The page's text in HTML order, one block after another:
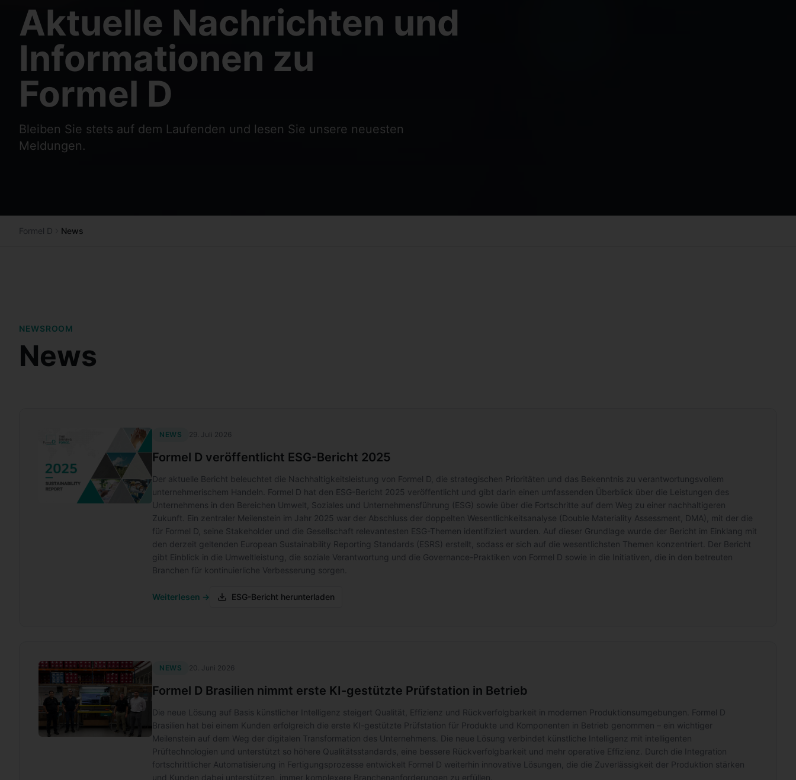
Aktuelle Nachrichten und
Informationen zu
Formel D
Bleiben Sie stets auf dem Laufenden und lesen Sie unsere neuesten
Meldungen.
Formel D News
NEWSROOM
News
NEWS 29. Juli 2026
Formel D veröffentlicht ESG-Bericht 2025
Der aktuelle Bericht beleuchtet die Nachhaltigkeitsleistung von Formel D, die strategischen Prioritäten und das Bekenntnis zu verantwortungsvollem
unternehmerischem Handeln. Formel D hat den ESG-Bericht 2025 veröffentlicht und gibt darin einen umfassenden Überblick über die Leistungen des
Unternehmens in den Bereichen Umwelt, Soziales und Unternehmensführung (ESG) sowie über die Fortschritte auf dem Weg zu einer nachhaltigeren
Zukunft. Ein zentraler Meilenstein im Jahr 2025 war der Abschluss der doppelten Wesentlichkeitsanalyse (Double Materiality Assessment, DMA), mit der die
für Formel D, seine Stakeholder und die Gesellschaft relevantesten ESG-Themen identifiziert wurden. Auf dieser Grundlage wurde der Bericht im Einklang mit
den derzeit geltenden European Sustainability Reporting Standards (ESRS) erstellt, sodass er sich auf die wesentlichsten Themen konzentriert. Der Bericht
gibt Einblick in die Umweltleistung, die soziale Verantwortung und die Governance-Praktiken von Formel D sowie in die Initiativen, die in den betreuten
Branchen für kontinuierliche Verbesserung sorgen.
Weiterlesen → ESG-Bericht herunterladen
NEWS 20. Juni 2026
Formel D Brasilien nimmt erste KI-gestützte Prüfstation in Betrieb
Die neue Lösung auf Basis künstlicher Intelligenz steigert Qualität, Effizienz und Rückverfolgbarkeit in modernen Produktionsumgebungen. Formel D
Brasilien hat bei einem Kunden erfolgreich die erste KI-gestützte Prüfstation für Produkte und Komponenten in Betrieb genommen – ein wichtiger
Meilenstein auf dem Weg der digitalen Transformation des Unternehmens. Die neue Lösung verbindet künstliche Intelligenz mit intelligenten
Prüftechnologien und unterstützt so höhere Qualitätsstandards, eine bessere Rückverfolgbarkeit und mehr operative Effizienz. Durch die Integration
fortschrittlicher Automatisierung in Fertigungsprozesse entwickelt Formel D weiterhin innovative Lösungen, die die Zuverlässigkeit der Produktion stärken
und Kunden dabei unterstützen, immer komplexere Branchenanforderungen zu erfüllen.